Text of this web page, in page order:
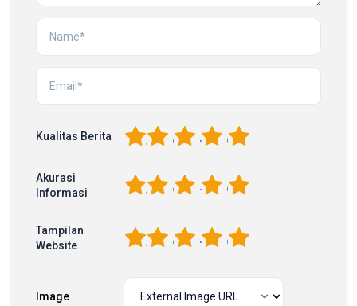
Kualitas Berita 5
4
3
2
Akurasi
Informasi
5
4
3
2
Tampilan
Website
5
4
3
2
Image